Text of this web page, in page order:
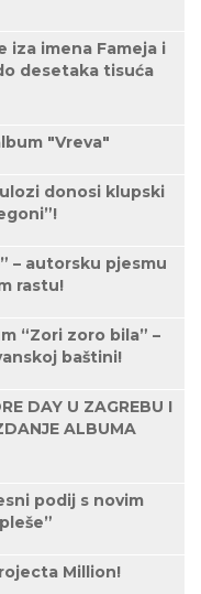
iza imena Fameja i
desetaka tisuća
"Vreva"
donosi klupski
– autorsku pjesmu
rastu!
“Zori zoro bila” –
baštini!
DAY U ZAGREBU I
ALBUMA
podij s novim
Million!